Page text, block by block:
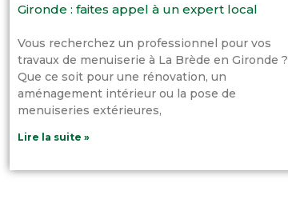
Gironde : faites appel à un expert local
Vous recherchez un professionnel pour vos
travaux de menuiserie à La Brède en Gironde ?
Que ce soit pour une rénovation, un
aménagement intérieur ou la pose de
menuiseries extérieures,
Lire la suite »